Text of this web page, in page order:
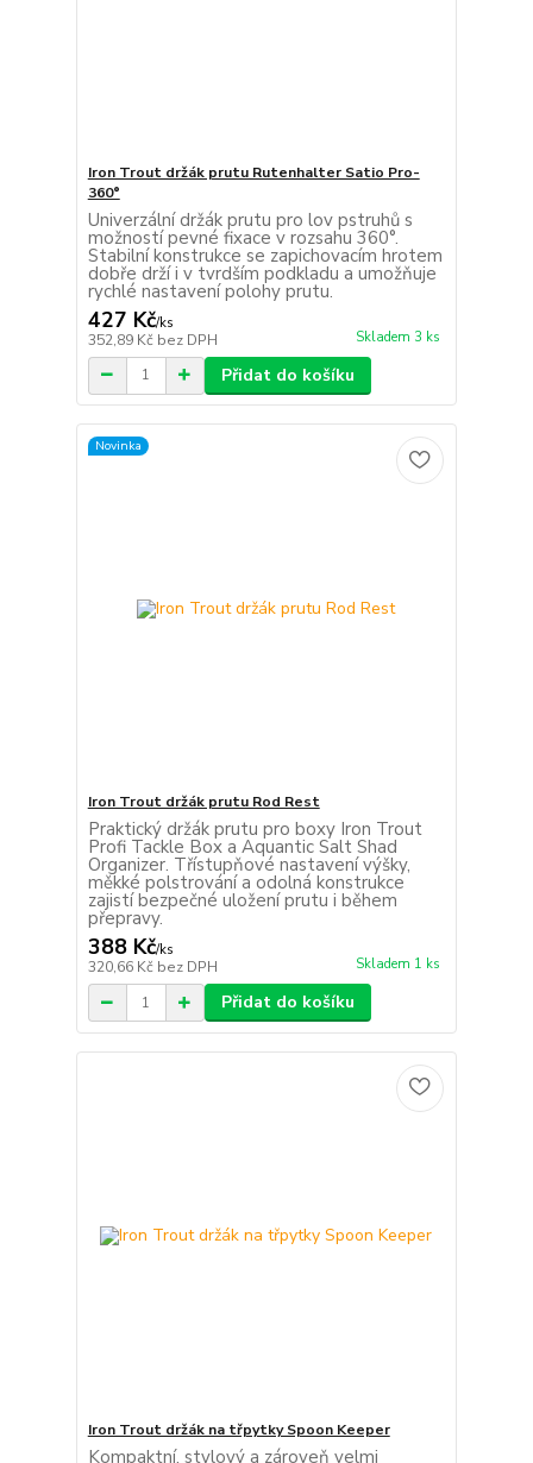
Iron Trout držák prutu Rutenhalter Satio Pro-
360°
Univerzální držák prutu pro lov pstruhů s
možností pevné fixace v rozsahu 360°.
Stabilní konstrukce se zapichovacím hrotem
dobře drží i v tvrdším podkladu a umožňuje
rychlé nastavení polohy prutu.
427 Kč/ks
352,89 Kč bez DPH Skladem 3 ks
Přidat do košíku
Novinka
Iron Trout držák prutu Rod Rest
Praktický držák prutu pro boxy Iron Trout
Profi Tackle Box a Aquantic Salt Shad
Organizer. Třístupňové nastavení výšky,
měkké polstrování a odolná konstrukce
zajistí bezpečné uložení prutu i během
přepravy.
388 Kč/ks
320,66 Kč bez DPH Skladem 1 ks
Přidat do košíku
Iron Trout držák na třpytky Spoon Keeper
Kompaktní, stylový a zároveň velmi